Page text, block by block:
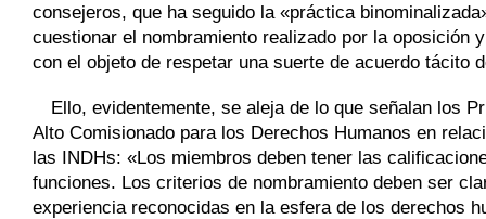
consejeros, que ha seguido la «práctica
cuestionar el nombramiento realizado por la
con el objeto de respetar una suerte de acuerdo
Ello, evidentemente, se aleja de lo que señalan los
Alto Comisionado para los Derechos Humanos en
las INDHs: «Los miembros deben tener las
funciones. Los criterios de nombramiento deben ser
experiencia reconocidas en la esfera de los derechos